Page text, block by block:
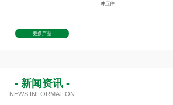
冲压件
更多产品
- 新闻资讯 -
NEWS INFORMATION